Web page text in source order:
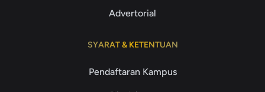
Advertorial
SYARAT & KETENTUAN
Pendaftaran Kampus